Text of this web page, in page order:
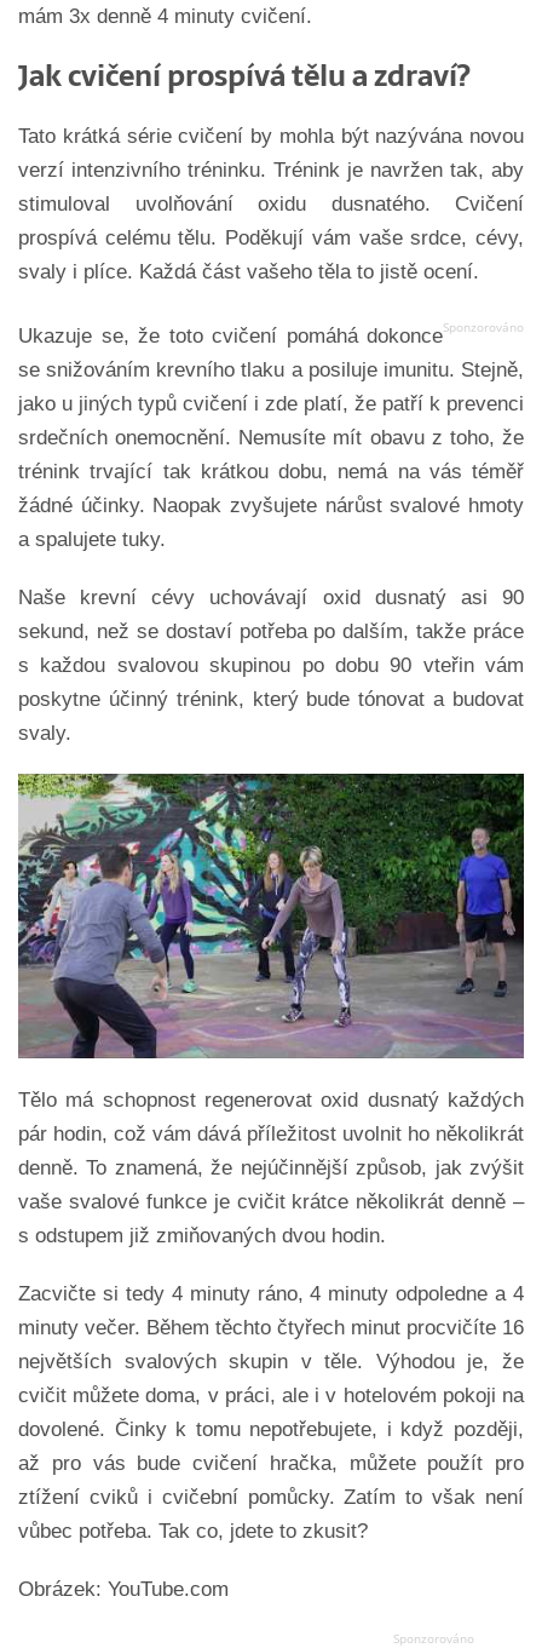
mám 3x denně 4 minuty cvičení.
Jak cvičení prospívá tělu a zdraví?
Tato krátká série cvičení by mohla být nazývána novou
verzí intenzivního tréninku. Trénink je navržen tak, aby
stimuloval uvolňování oxidu dusnatého. Cvičení
prospívá celému tělu. Poděkují vám vaše srdce, cévy,
svaly i plíce. Každá část vašeho těla to jistě ocení.
Ukazuje se, že toto cvičení pomáhá dokonce
se snižováním krevního tlaku a posiluje imunitu. Stejně,
jako u jiných typů cvičení i zde platí, že patří k prevenci
srdečních onemocnění. Nemusíte mít obavu z toho, že
trénink trvající tak krátkou dobu, nemá na vás téměř
žádné účinky. Naopak zvyšujete nárůst svalové hmoty
a spalujete tuky.
Naše krevní cévy uchovávají oxid dusnatý asi 90
sekund, než se dostaví potřeba po dalším, takže práce
s každou svalovou skupinou po dobu 90 vteřin vám
poskytne účinný trénink, který bude tónovat a budovat
svaly.
Tělo má schopnost regenerovat oxid dusnatý každých
pár hodin, což vám dává příležitost uvolnit ho několikrát
denně. To znamená, že nejúčinnější způsob, jak zvýšit
vaše svalové funkce je cvičit krátce několikrát denně –
s odstupem již zmiňovaných dvou hodin.
Zacvičte si tedy 4 minuty ráno, 4 minuty odpoledne a 4
minuty večer. Během těchto čtyřech minut procvičíte 16
největších svalových skupin v těle. Výhodou je, že
cvičit můžete doma, v práci, ale i v hotelovém pokoji na
dovolené. Činky k tomu nepotřebujete, i když později,
až pro vás bude cvičení hračka, můžete použít pro
ztížení cviků i cvičební pomůcky. Zatím to však není
vůbec potřeba. Tak co, jdete to zkusit?
Obrázek: YouTube.com